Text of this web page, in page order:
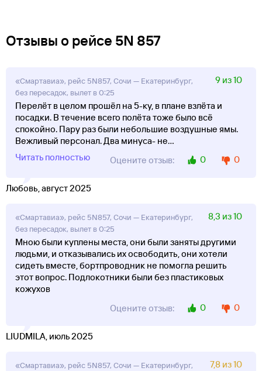
Отзывы о рейсе 5N 857
«Смартавиа», рейс 5N857, Сочи — Екатеринбург,
без пересадок, вылет в 0:25
9 из 10
Перелёт в целом прошёл на 5-ку, в плане взлёта и
посадки. В течение всего полёта тоже было всё
спокойно. Пару раз были небольшие воздушные ямы.
Вежливый персонал. Два минуса- не...
Читать полностью
Оцените отзыв: 0 0
Любовь, август 2025
«Смартавиа», рейс 5N857, Сочи — Екатеринбург,
без пересадок, вылет в 0:25
8,3 из 10
Мною были куплены места, они были заняты другими
людьми, и отказывались их освободить, они хотели
сидеть вместе, бортпроводник не помогла решить
этот вопрос. Подлокотники были без пластиковых
кожухов
Оцените отзыв:
0 0
LIUDMILA, июль 2025
«Смартавиа», рейс 5N857, Сочи — Екатеринбург,
7,8 из 10